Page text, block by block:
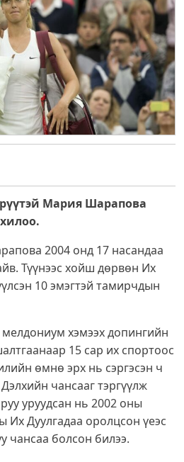
Мария Шарапова
2004 онд 17 насандаа
Түүнээс хойш дөрвөн Их
10 эмэгтэй тамирчдын
хэмээх допингийн
15 сар их спортоос
өмнө эрх нь сэргэсэн ч
чансааг тэргүүлж
уруудсан нь 2002 оны
Их Дуулгадаа оролцсон үеэс
чансаа болсон билээ.